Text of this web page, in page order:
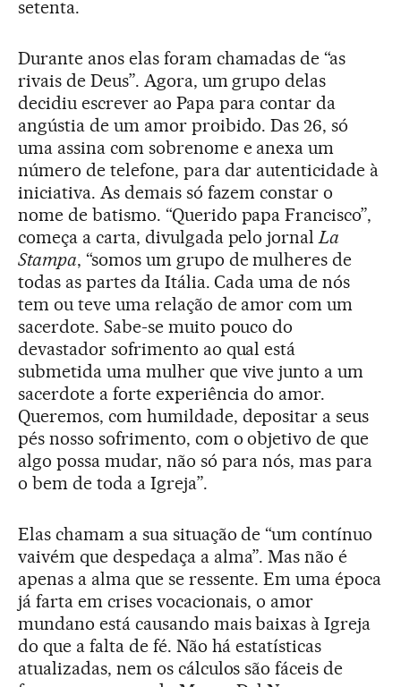
setenta.
Durante anos elas foram chamadas de “as
rivais de Deus”. Agora, um grupo delas
decidiu escrever ao Papa para contar da
angústia de um amor proibido. Das 26, só
uma assina com sobrenome e anexa um
número de telefone, para dar autenticidade à
iniciativa. As demais só fazem constar o
nome de batismo. “Querido papa Francisco”,
começa a carta, divulgada pelo jornalLa
Stampa, “somos um grupo de mulheres de
todas as partes da Itália. Cada uma de nós
tem ou teve uma relação de amor com um
sacerdote. Sabe-se muito pouco do
devastador sofrimento ao qual está
submetida uma mulher que vive junto a um
sacerdote a forte experiência do amor.
Queremos, com humildade, depositar a seus
pés nosso sofrimento, com o objetivo de que
algo possa mudar, não só para nós, mas para
o bem de toda a Igreja”.
Elas chamam a sua situação de “um contínuo
vaivém que despedaça a alma”. Mas não é
apenas a alma que se ressente. Em uma época
já farta em crises vocacionais, o amor
mundano está causando mais baixas à Igreja
do que a falta de fé. Não há estatísticas
atualizadas, nem os cálculos são fáceis de